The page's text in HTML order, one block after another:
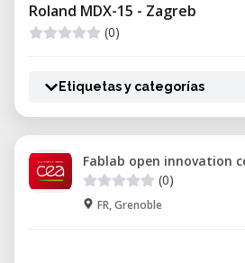
Roland MDX-15 - Zagreb
(0)
Etiquetas y categorías
Fablab open innovation
(0)
FR, Grenoble